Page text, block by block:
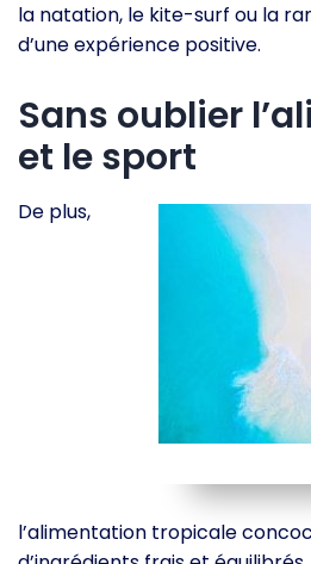
la natation, le kite-surf ou la
d’une expérience positive.
Sans oublier
et le sport
De plus,
l’alimentation tropicale